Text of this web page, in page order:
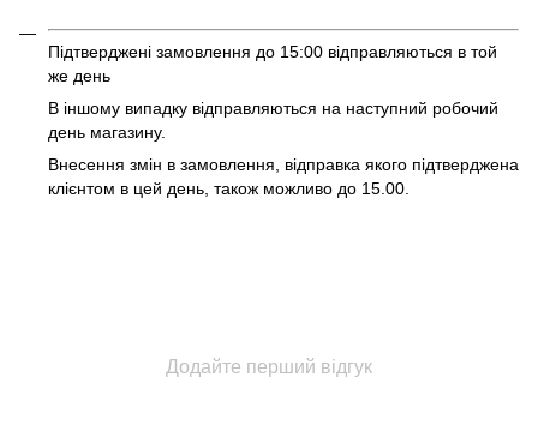
Підтверджені замовлення до 15:00 відправляються в той
же день
В іншому випадку відправляються на наступний робочий
день магазину.
Внесення змін в замовлення, відправка якого підтверджена
клієнтом в цей день, також можливо до 15.00.
Додайте перший відгук